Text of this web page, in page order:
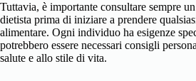
Tuttavia, è importante consultare sempre
dietista prima di iniziare a prendere
alimentare. Ogni individuo ha esigenze
potrebbero essere necessari consigli
salute e allo stile di vita.